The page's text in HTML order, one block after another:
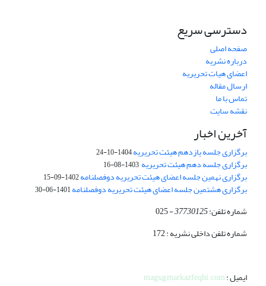
دسترسی سریع
صفحه اصلی
درباره نشریه
اعضای هیات تحریریه
ارسال مقاله
تماس با ما
نقشه سایت
آخرین اخبار
برگزاری جلسه یازدهم هیئت تحریریه1404-10-24
برگزاری جلسه دهم هیئت تحریریه 1403-08-16
برگزاری نهمین جلسه اعضای هیئت تحریریه دوفصلنامه1402-09-15
برگزاری هشتمین جلسه اعضای هیئت تحریریه دوفصلنامه1401-06-30
شماره تلفن:37730125
- 025
شماره تلفن داخلی نشریه : 172
ایمیل :mags@markazfeqhi.com